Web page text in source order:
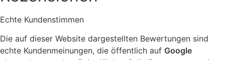
Echte Kundenstimmen
Die auf dieser Website dargestellten Bewertungen sind
echte Kundenmeinungen, die öffentlich auf Google